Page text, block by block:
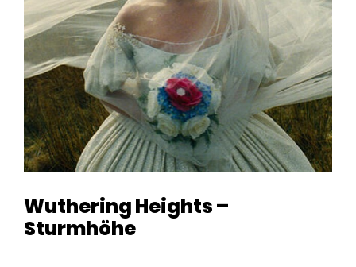
Wuthering Heights –
Sturmhöhe